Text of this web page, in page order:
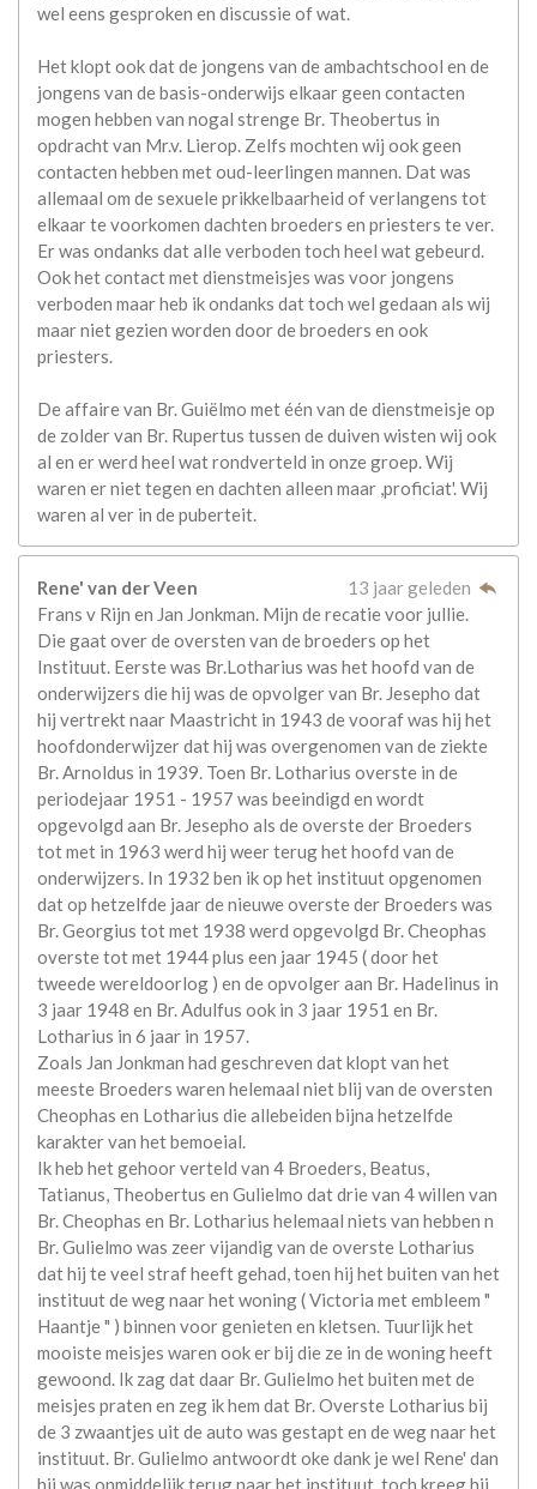
wel eens gesproken en discussie of wat.
Het klopt ook dat de jongens van de ambachtschool en de
jongens van de basis-onderwijs elkaar geen contacten
mogen hebben van nogal strenge Br. Theobertus in
opdracht van Mr.v. Lierop. Zelfs mochten wij ook geen
contacten hebben met oud-leerlingen mannen. Dat was
allemaal om de sexuele prikkelbaarheid of verlangens tot
elkaar te voorkomen dachten broeders en priesters te ver.
Er was ondanks dat alle verboden toch heel wat gebeurd.
Ook het contact met dienstmeisjes was voor jongens
verboden maar heb ik ondanks dat toch wel gedaan als wij
maar niet gezien worden door de broeders en ook
priesters.
De affaire van Br. Guiëlmo met één van de dienstmeisje op
de zolder van Br. Rupertus tussen de duiven wisten wij ook
al en er werd heel wat rondverteld in onze groep. Wij
waren er niet tegen en dachten alleen maar ,proficiat'. Wij
waren al ver in de puberteit.
Rene' van der Veen
13 jaar geleden
Frans v Rijn en Jan Jonkman. Mijn de recatie voor jullie.
Die gaat over de oversten van de broeders op het
Instituut. Eerste was Br.Lotharius was het hoofd van de
onderwijzers die hij was de opvolger van Br. Jesepho dat
hij vertrekt naar Maastricht in 1943 de vooraf was hij het
hoofdonderwijzer dat hij was overgenomen van de ziekte
Br. Arnoldus in 1939. Toen Br. Lotharius overste in de
periodejaar 1951 - 1957 was beeindigd en wordt
opgevolgd aan Br. Jesepho als de overste der Broeders
tot met in 1963 werd hij weer terug het hoofd van de
onderwijzers. In 1932 ben ik op het instituut opgenomen
dat op hetzelfde jaar de nieuwe overste der Broeders was
Br. Georgius tot met 1938 werd opgevolgd Br. Cheophas
overste tot met 1944 plus een jaar 1945 ( door het
tweede wereldoorlog ) en de opvolger aan Br. Hadelinus in
3 jaar 1948 en Br. Adulfus ook in 3 jaar 1951 en Br.
Lotharius in 6 jaar in 1957.
Zoals Jan Jonkman had geschreven dat klopt van het
meeste Broeders waren helemaal niet blij van de oversten
Cheophas en Lotharius die allebeiden bijna hetzelfde
karakter van het bemoeial.
Ik heb het gehoor verteld van 4 Broeders, Beatus,
Tatianus, Theobertus en Gulielmo dat drie van 4 willen van
Br. Cheophas en Br. Lotharius helemaal niets van hebben n
Br. Gulielmo was zeer vijandig van de overste Lotharius
dat hij te veel straf heeft gehad, toen hij het buiten van het
instituut de weg naar het woning ( Victoria met embleem "
Haantje " ) binnen voor genieten en kletsen. Tuurlijk het
mooiste meisjes waren ook er bij die ze in de woning heeft
gewoond. Ik zag dat daar Br. Gulielmo het buiten met de
meisjes praten en zeg ik hem dat Br. Overste Lotharius bij
de 3 zwaantjes uit de auto was gestapt en de weg naar het
instituut. Br. Gulielmo antwoordt oke dank je wel Rene' dan
hij was onmiddelijk terug naar het instituut, toch kreeg hij